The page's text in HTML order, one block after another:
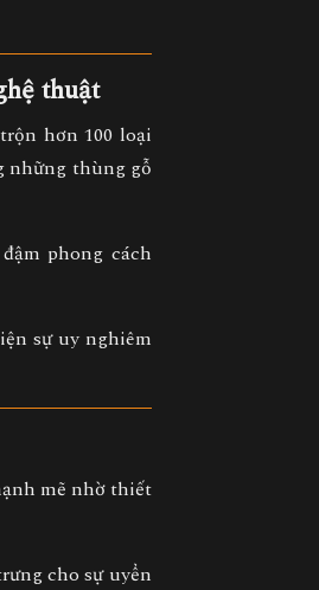
thuật
hơn 100 loại
những thùng gỗ
phong cách
sự uy nghiêm
mẽ nhờ thiết
cho sự uyển